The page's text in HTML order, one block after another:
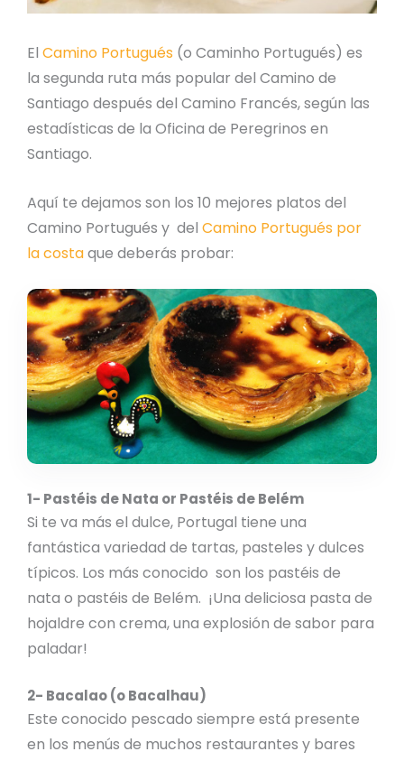
El Camino Portugués (o Caminho Portugués) es
la segunda ruta más popular del Camino de
Santiago después del Camino Francés, según las
estadísticas de la Oficina de Peregrinos en
Santiago.
Aquí te dejamos son los 10 mejores platos del
Camino Portugués y del Camino Portugués por
la costaque deberás probar:
1- Pastéis de Nata or Pastéis de Belém
Si te va más el dulce, Portugal tiene una
fantástica variedad de tartas, pasteles y dulces
típicos. Los más conocido son los pastéis de
nata o pastéis de Belém. ¡Una deliciosa pasta de
hojaldre con crema, una explosión de sabor para
paladar!
2- Bacalao (o Bacalhau)
Este conocido pescado siempre está presente
en los menús de muchos restaurantes y bares